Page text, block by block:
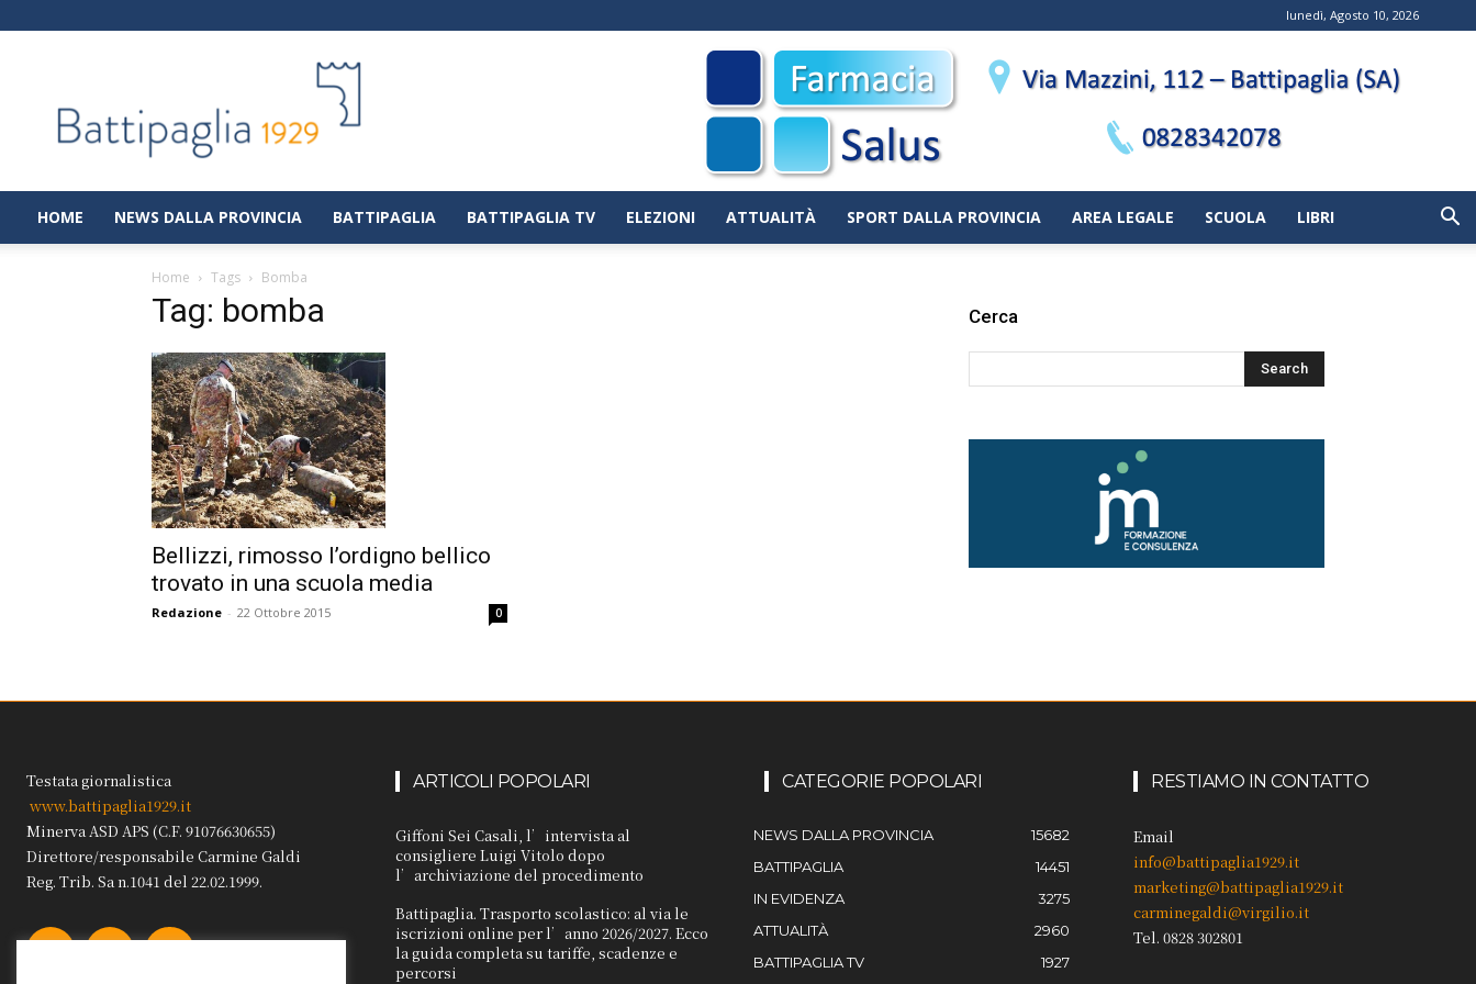
lunedì, Agosto 10, 2026
|
Notizie
dalla
città
di
HOME NEWS DALLA PROVINCIA BATTIPAGLIA BATTIPAGLIA TV ELEZIONI ATTUALITÀ SPORT DALLA PROVINCIA AREA LEGALE SCUOLA LIBRI
Home Tags Bomba
Tag: bomba
Bellizzi, rimosso l’ordigno bellico
trovato in una scuola media
Redazione - 22 Ottobre 2015 0
Cerca
Testata giornalistica
www.battipaglia1929.it
Minerva ASD APS (C.F. 91076630655)
Direttore/responsabile Carmine Galdi
Reg. Trib. Sa n.1041 del 22.02.1999.
ARTICOLI POPOLARI
Giffoni Sei Casali, l’intervista al
consigliere Luigi Vitolo dopo
l’archiviazione del procedimento
Battipaglia. Trasporto scolastico: al via le
iscrizioni online per l’anno 2026/2027. Ecco
la guida completa su tariffe, scadenze e
percorsi
CATEGORIE POPOLARI
NEWS DALLA PROVINCIA
15682
BATTIPAGLIA
14451
IN EVIDENZA
3275
ATTUALITÀ
2960
BATTIPAGLIA TV
1927
RESTIAMO IN CONTATTO
Email
info@battipaglia1929.it
marketing@battipaglia1929.it
carminegaldi@virgilio.it
Tel. 0828 302801